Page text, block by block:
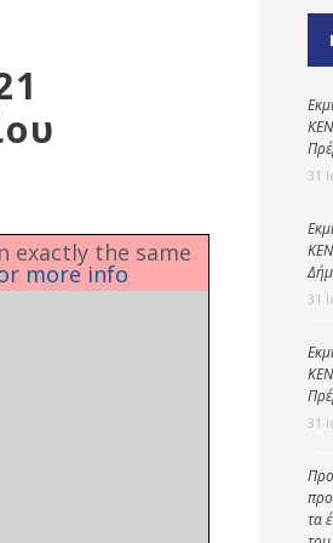
προστασία
exactly the same
more info
31
31
31
τα